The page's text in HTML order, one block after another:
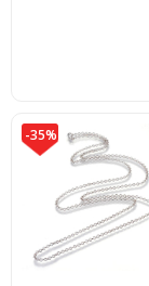
-35%